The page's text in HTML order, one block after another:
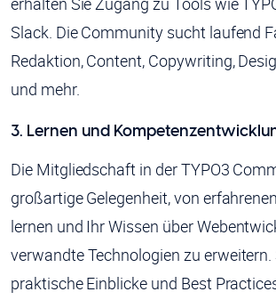
Slack. Die Community sucht laufend
Redaktion, Content, Copywriting,
und mehr.
3. Lernen und
Die Mitgliedschaft in der TYPO3
großartige Gelegenheit, von
lernen und Ihr Wissen über
verwandte Technologien zu erweitern.
praktische Einblicke und Best